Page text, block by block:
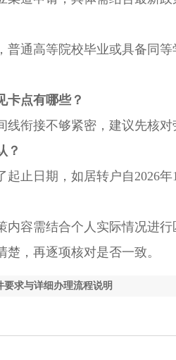
通高等院校毕业或具备同等
卡点有哪些？
接不够紧密，建议先核对
？
日期，如居转户自2026年
容需结合个人实际情况进行
，再逐项核对是否一致。
求与详细办理流程说明